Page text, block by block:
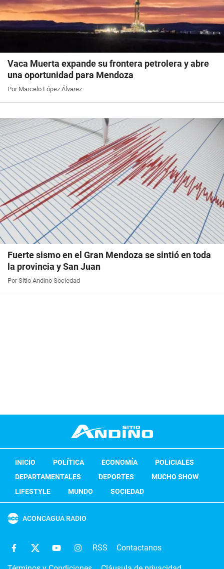
Vaca Muerta expande su frontera petrolera y abre
una oportunidad para Mendoza
Por Marcelo López Álvarez
Fuerte sismo en el Gran Mendoza se sintió en toda
la provincia y San Juan
Por Sitio Andino Sociedad
INICIO POLÍTICA ECONOMÍA
POLICIALES
DEPARTAMENTALES
DEPORTES
MUCHO SHOW
LIFESTYLE
MUNDO SOCIEDAD
ACONCAGUA RADIO
RSS Contactanos